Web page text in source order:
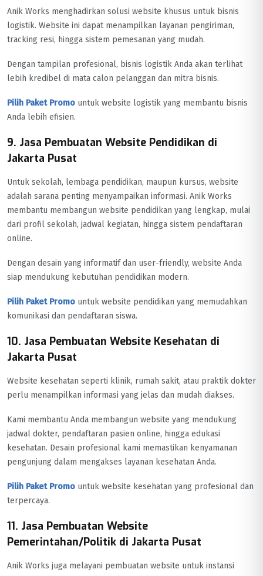
Anik Works menghadirkan solusi website khusus untuk bisnis
logistik. Website ini dapat menampilkan layanan pengiriman,
tracking resi, hingga sistem pemesanan yang mudah.
Dengan tampilan profesional, bisnis logistik Anda akan terlihat
lebih kredibel di mata calon pelanggan dan mitra bisnis.
Pilih Paket Promo untuk website logistik yang membantu bisnis
Anda lebih efisien.
9. Jasa Pembuatan Website Pendidikan di
Jakarta Pusat
Untuk sekolah, lembaga pendidikan, maupun kursus, website
adalah sarana penting menyampaikan informasi. Anik Works
membantu membangun website pendidikan yang lengkap, mulai
dari profil sekolah, jadwal kegiatan, hingga sistem pendaftaran
online.
Dengan desain yang informatif dan user-friendly, website Anda
siap mendukung kebutuhan pendidikan modern.
Pilih Paket Promo untuk website pendidikan yang memudahkan
komunikasi dan pendaftaran siswa.
10. Jasa Pembuatan Website Kesehatan di
Jakarta Pusat
Website kesehatan seperti klinik, rumah sakit, atau praktik dokter
perlu menampilkan informasi yang jelas dan mudah diakses.
Kami membantu Anda membangun website yang mendukung
jadwal dokter, pendaftaran pasien online, hingga edukasi
kesehatan. Desain profesional kami memastikan kenyamanan
pengunjung dalam mengakses layanan kesehatan Anda.
Pilih Paket Promo untuk website kesehatan yang profesional dan
terpercaya.
11. Jasa Pembuatan Website
Pemerintahan/Politik di Jakarta Pusat
Anik Works juga melayani pembuatan website untuk instansi